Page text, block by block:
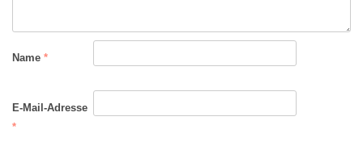
Name *
E-Mail-Adresse
*